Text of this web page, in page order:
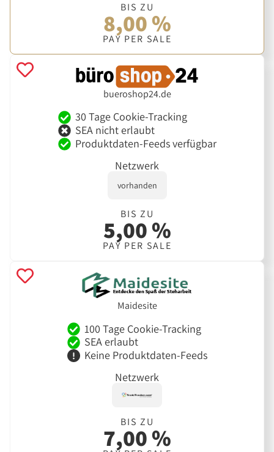
BIS ZU
8,00 %
PAY PER SALE
bueroshop24.de
30 Tage Cookie-Tracking
SEA nicht erlaubt
Produktdaten-Feeds verfügbar
Netzwerk
vorhanden
BIS ZU
5,00 %
PAY PER SALE
Maidesite
100 Tage Cookie-Tracking
SEA erlaubt
Keine Produktdaten-Feeds
Netzwerk
BIS ZU
7,00 %